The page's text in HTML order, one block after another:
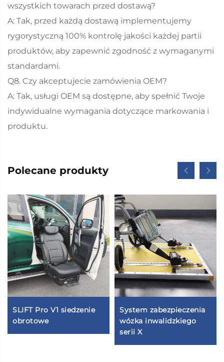
wszystkich towarach przed dostawą?
A: Tak, przed każdą dostawą implementujemy
rygorystyczną 100% kontrolę jakości każdej partii
produktów, aby zapewnić zgodność z wymaganymi
standardami.
Q8. Czy akceptujecie zamówienia OEM?
A: Tak, usługi OEM są dostępne, aby spełnić Twoje
indywidualne wymagania dotyczące markowania i
produktu.
Polecane produkty
SLIFT Pro V1 siedzenie
obrotowe
System zabezpieczenia
wózka inwalidzkiego
serii X